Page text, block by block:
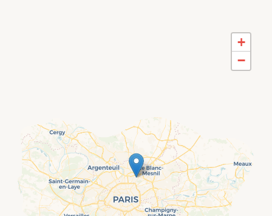
+
−